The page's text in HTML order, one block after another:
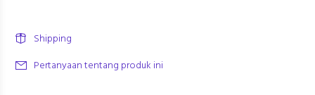
Shipping
Pertanyaan tentang produk ini